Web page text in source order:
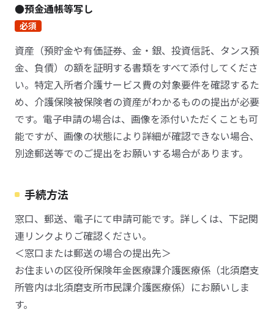
●預金通帳等写し
必須
資産（預貯金や有価証券、金・銀、投資信託、タンス預
金、負債）の額を証明する書類をすべて添付してくださ
い。特定入所者介護サービス費の対象要件を確認するた
め、介護保険被保険者の資産がわかるものの提出が必要
です。電子申請の場合は、画像を添付いただくことも可
能ですが、画像の状態により詳細が確認できない場合、
別途郵送等でのご提出をお願いする場合があります。
手続方法
窓口、郵送、電子にて申請可能です。詳しくは、下記関
連リンクよりご確認ください。
＜窓口または郵送の場合の提出先＞
お住まいの区役所保険年金医療課介護医療係（北須磨支
所管内は北須磨支所市民課介護医療係）にお願いしま
す。